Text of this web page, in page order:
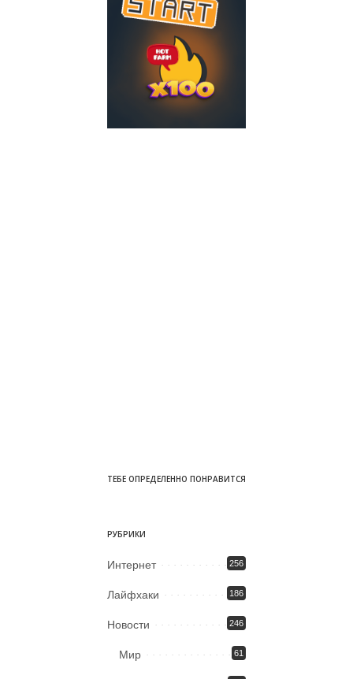
ТЕБЕ ОПРЕДЕЛЕННО ПОНРАВИТСЯ
РУБРИКИ
Интернет 256
Лайфхаки 186
Новости 246
Мир 61